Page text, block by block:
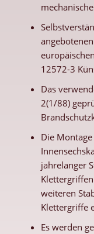
12572-3
Das
2(1/88)
Die
jahrelanger
weiteren
Klettergriffe
Es werden